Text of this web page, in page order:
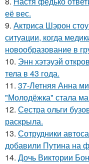
её вес.
9. Актриса Шэрон
ситуации, когда
новообразование в
10. Энн хэтэуэй
тела в 43 года.
11. 37-Летняя Анна
"Молодёжка" стала
12. Сестра ольги
раскрыла.
13. Сотрудники
добавили Путина на
14. Дочь Виктории